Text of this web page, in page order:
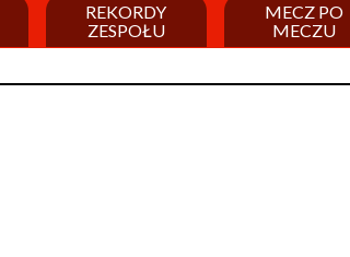
REKORDY
ZESPOŁU
MECZ PO
MECZU